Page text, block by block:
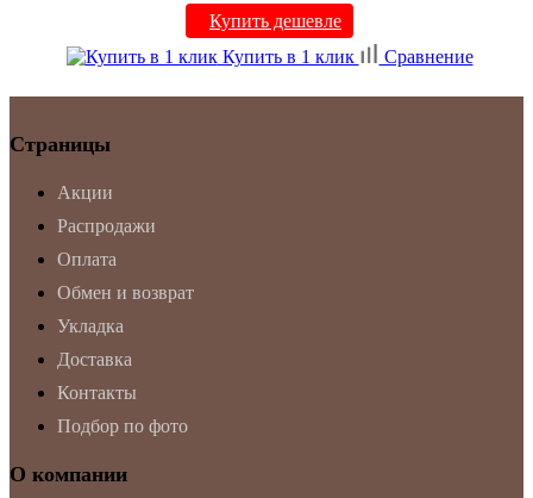
Купить дешевле
Купить в 1 клик
Сравнение
Страницы
Акции
Распродажи
Оплата
Обмен и возврат
Укладка
Доставка
Контакты
Подбор по фото
О компании